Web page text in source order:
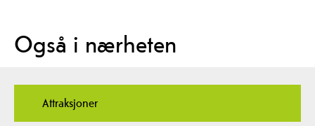
Også i nærheten
Attraksjoner